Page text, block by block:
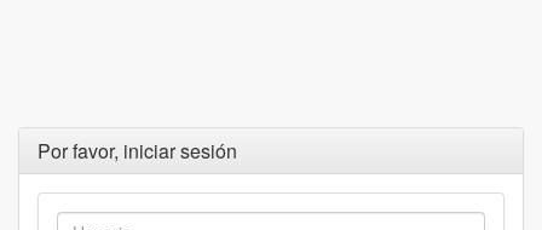
Por favor, iniciar sesión